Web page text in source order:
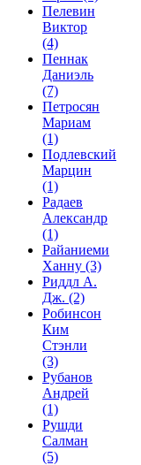
Пелевин
Виктор
(4)
Пеннак
Даниэль
(7)
Петросян
Мариам
(1)
Подлевский
Марцин
(1)
Радаев
Александр
(1)
Райаниеми
Ханну (3)
Риддл А.
Дж. (2)
Робинсон
Ким
Стэнли
(3)
Рубанов
Андрей
(1)
Рушди
Салман
(5)